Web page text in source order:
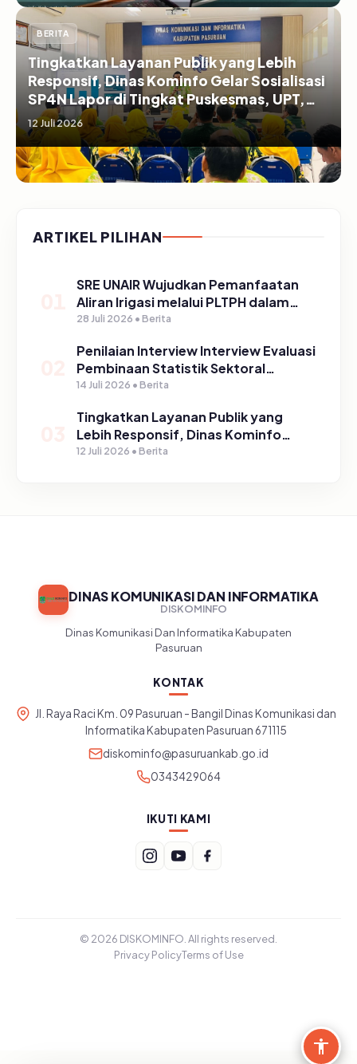
BERITA
Tingkatkan Layanan Publik yang Lebih
Responsif, Dinas Kominfo Gelar Sosialisasi
SP4N Lapor di Tingkat Puskesmas, UPT,
serta SD/SMP di Kabupaten Pasuruan
12 Juli 2026
ARTIKEL PILIHAN
SRE UNAIR Wujudkan Pemanfaatan
Aliran Irigasi melalui PLTPH dalam
Program TIRTA PELITA di Desa
28 Juli 2026 • Berita
Penilaian Interview Interview Evaluasi
Pembinaan Statistik Sektoral
Kabupaten Pasuruan
14 Juli 2026 • Berita
Tingkatkan Layanan Publik yang
Lebih Responsif, Dinas Kominfo
Gelar Sosialisasi SP4N Lapor di
12 Juli 2026 • Berita
DINAS KOMUNIKASI DAN INFORMATIKA
DISKOMINFO
Dinas Komunikasi Dan Informatika Kabupaten
Pasuruan
KONTAK
Jl. Raya Raci Km. 09 Pasuruan - Bangil Dinas Komunikasi dan
Informatika Kabupaten Pasuruan 671115
diskominfo@pasuruankab.go.id
0343429064
IKUTI KAMI
© 2026 DISKOMINFO. All rights reserved.
Privacy PolicyTerms of Use